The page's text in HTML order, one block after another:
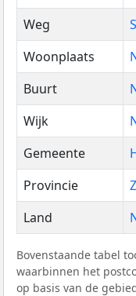
Weg
Woonplaats
Buurt
Wijk
Gemeente
Provincie
Land
Bovenstaande tabel
waarbinnen het
op basis van de